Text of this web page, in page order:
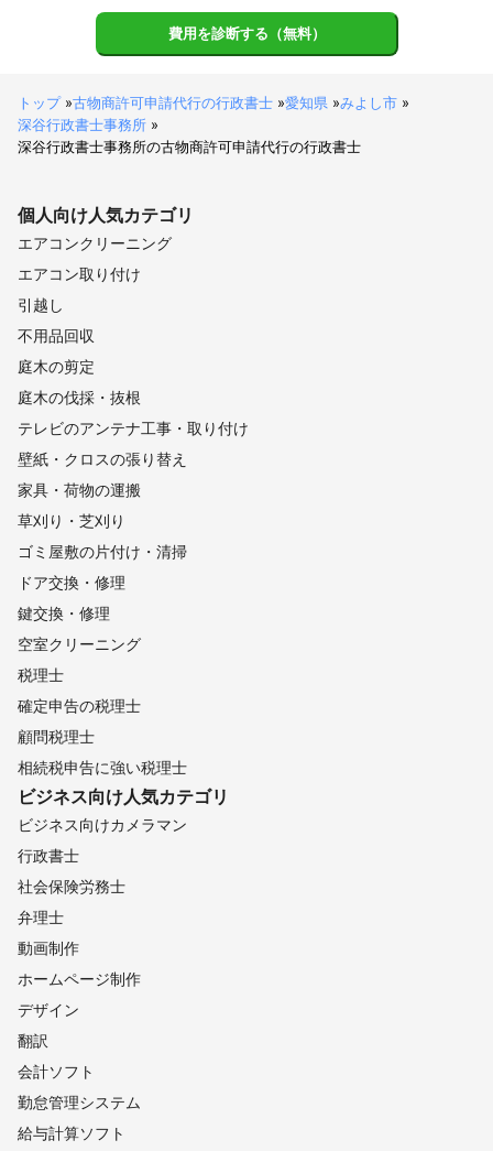
費用を診断する（無料）
トップ»古物商許可申請代行の行政書士 »愛知県 »みよし市 »
深谷行政書士事務所 »
深谷行政書士事務所の古物商許可申請代行の行政書士
個人向け人気カテゴリ
エアコンクリーニング
エアコン取り付け
引越し
不用品回収
庭木の剪定
庭木の伐採・抜根
テレビのアンテナ工事・取り付け
壁紙・クロスの張り替え
家具・荷物の運搬
草刈り・芝刈り
ゴミ屋敷の片付け・清掃
ドア交換・修理
鍵交換・修理
空室クリーニング
税理士
確定申告の税理士
顧問税理士
相続税申告に強い税理士
ビジネス向け人気カテゴリ
ビジネス向けカメラマン
行政書士
社会保険労務士
弁理士
動画制作
ホームページ制作
デザイン
翻訳
会計ソフト
勤怠管理システム
給与計算ソフト